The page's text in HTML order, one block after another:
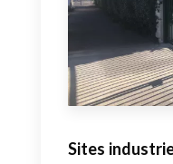
Sites